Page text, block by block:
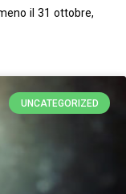
il 31 ottobre,
UNCATEGORIZED